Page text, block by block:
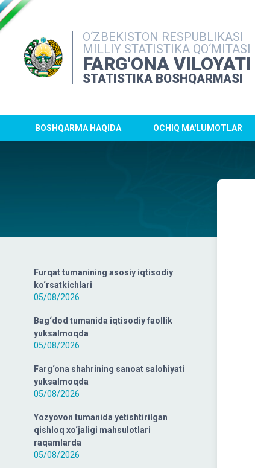
O‘ZBEKISTON RESPUBLIKASI
MILLIY STATISTIKA QO‘MITASI
FARG'ONA VILOYATI
STATISTIKA BOSHQARMASI
BOSHQARMA HAQIDA OCHIQ MA'LUMOTLAR
Furqat tumanining asosiy iqtisodiy
ko‘rsatkichlari
05/08/2026
Bag‘dod tumanida iqtisodiy faollik
yuksalmoqda
05/08/2026
Farg‘ona shahrining sanoat salohiyati
yuksalmoqda
05/08/2026
Yozyovon tumanida yetishtirilgan
qishloq xo‘jaligi mahsulotlari
raqamlarda
05/08/2026